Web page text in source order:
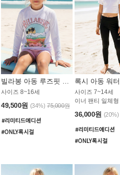
사이즈 8~16세
49,500원 (34%) 75,000원
사이즈 7~14세
이너 팬티 일체형
36,000원 (20%)